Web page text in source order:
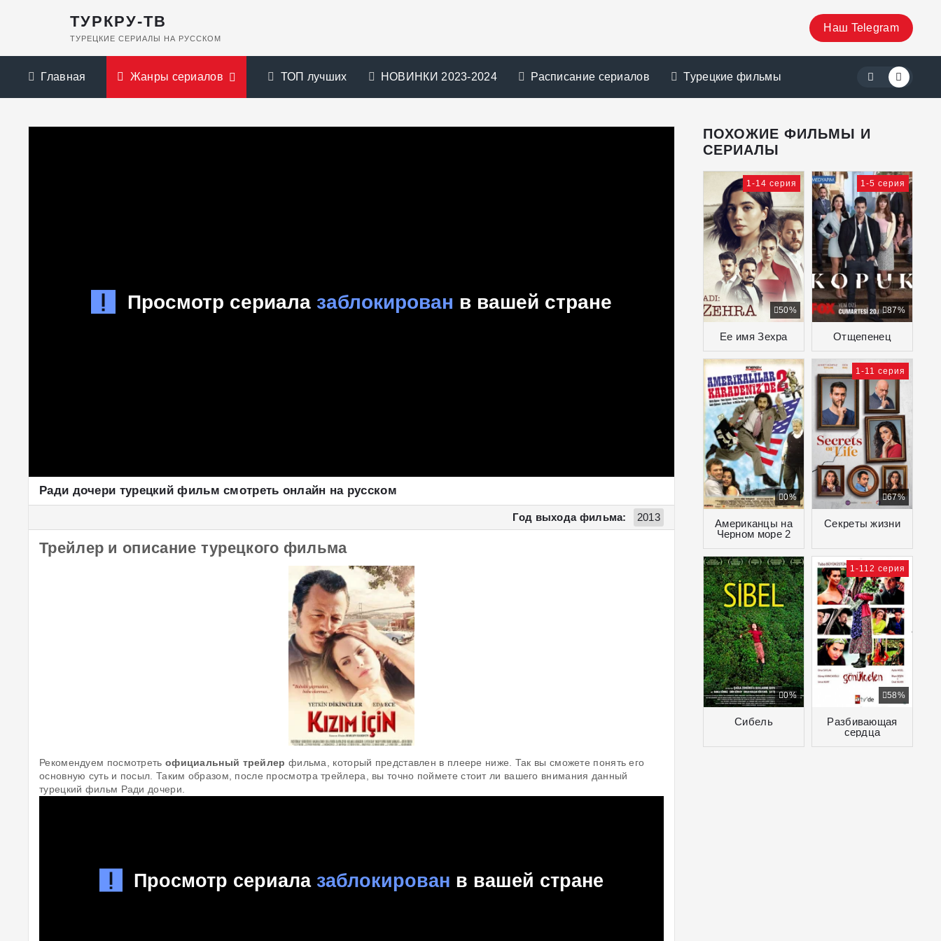
ТУРКРУ-ТВ
ТУРЕЦКИЕ СЕРИАЛЫ НА РУССКОМ
Наш Telegram
Главная Жанры сериалов ТОП лучших НОВИНКИ 2023-2024 Расписание сериалов Турецкие фильмы
Ради дочери турецкий фильм смотреть онлайн на русском
Год выхода фильма: 2013
Трейлер и описание турецкого фильма
Рекомендуем посмотреть официальный трейлер фильма, который представлен в плеере ниже. Так вы сможете понять его
основную суть и посыл. Таким образом, после просмотра трейлера, вы точно поймете стоит ли вашего внимания данный
турецкий фильм Ради дочери.
ПОХОЖИЕ ФИЛЬМЫ И
СЕРИАЛЫ
Ее имя Зехра
50%
1-14 серия
Отщепенец
87%
1-5 серия
Американцы на
Черном море 2
0%
Секреты жизни
67%
1-11 серия
Сибель
0%
Разбивающая
сердца
58%
1-112 серия